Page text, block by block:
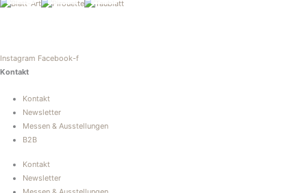
Instagram Facebook-f
Kontakt
Kontakt
Newsletter
Messen & Ausstellungen
B2B
Kontakt
Newsletter